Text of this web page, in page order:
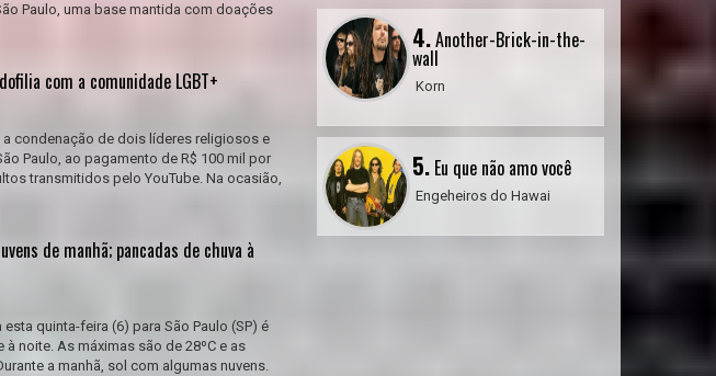
Paulo, uma base mantida com doações
com a comunidade LGBT+
condenação de dois líderes religiosos e
Paulo, ao pagamento de R$ 100 mil por
transmitidos pelo YouTube. Na ocasião,
de manhã; pancadas de chuva à
quinta-feira (6) para São Paulo (SP) é
noite. As máximas são de 28ºC e as
a manhã, sol com algumas nuvens.
4.Another-Brick-in-the-
wall
Korn
5.Eu que não amo você
Engeheiros do Hawai